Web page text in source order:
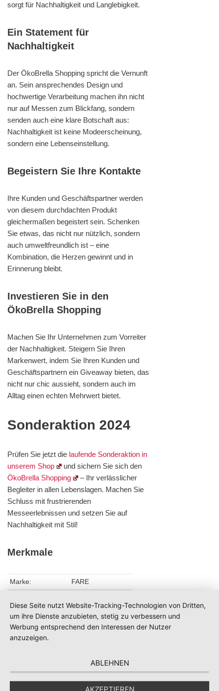
sorgt für Nachhaltigkeit und Langlebigkeit.
Ein Statement für
Nachhaltigkeit
Der ÖkoBrella Shopping spricht die Vernunft
an. Sein ansprechendes Design und
hochwertige Verarbeitung machen ihn nicht
nur auf Messen zum Blickfang, sondern
senden auch eine klare Botschaft aus:
Nachhaltigkeit ist keine Modeerscheinung,
sondern eine Lebenseinstellung.
Begeistern Sie Ihre Kontakte
Ihre Kunden und Geschäftspartner werden
von diesem durchdachten Produkt
gleichermaßen begeistert sein. Schenken
Sie etwas, das nicht nur nützlich, sondern
auch umweltfreundlich ist – eine
Kombination, die Herzen gewinnt und in
Erinnerung bleibt.
Investieren Sie in den
ÖkoBrella Shopping
Machen Sie Ihr Unternehmen zum Vorreiter
der Nachhaltigkeit. Steigern Sie Ihren
Markenwert, indem Sie Ihren Kunden und
Geschäftspartnern ein Giveaway bieten, das
nicht nur chic aussieht, sondern auch im
Alltag einen echten Mehrwert bietet.
Sonderaktion 2024
Prüfen Sie jetzt die laufende Sonderaktion in
unserem Shop
und sichern Sie sich den
ÖkoBrella Shopping
– Ihr verlässlicher
Begleiter in allen Lebenslagen. Machen Sie
Schluss mit frustrierenden
Messeerlebnissen und setzen Sie auf
Nachhaltigkeit mit Stil!
Merkmale
Marke: FARE
Diese Seite nutzt Website-Tracking-Technologien von Dritten,
um ihre Dienste anzubieten, stetig zu verbessern und
Werbung entsprechend den Interessen der Nutzer
anzuzeigen.
ABLEHNEN